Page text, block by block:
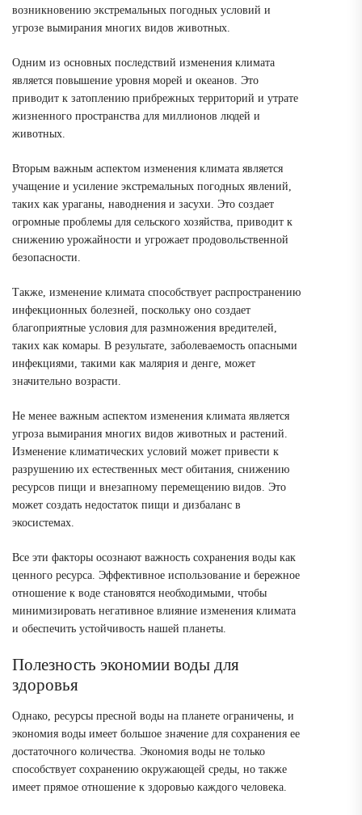
возникновению экстремальных погодных условий и
угрозе вымирания многих видов животных.
Одним из основных последствий изменения климата
является повышение уровня морей и океанов. Это
приводит к затоплению прибрежных территорий и утрате
жизненного пространства для миллионов людей и
животных.
Вторым важным аспектом изменения климата является
учащение и усиление экстремальных погодных явлений,
таких как ураганы, наводнения и засухи. Это создает
огромные проблемы для сельского хозяйства, приводит к
снижению урожайности и угрожает продовольственной
безопасности.
Также, изменение климата способствует распространению
инфекционных болезней, поскольку оно создает
благоприятные условия для размножения вредителей,
таких как комары. В результате, заболеваемость опасными
инфекциями, такими как малярия и денге, может
значительно возрасти.
Не менее важным аспектом изменения климата является
угроза вымирания многих видов животных и растений.
Изменение климатических условий может привести к
разрушению их естественных мест обитания, снижению
ресурсов пищи и внезапному перемещению видов. Это
может создать недостаток пищи и дизбаланс в
экосистемах.
Все эти факторы осознают важность сохранения воды как
ценного ресурса. Эффективное использование и бережное
отношение к воде становятся необходимыми, чтобы
минимизировать негативное влияние изменения климата
и обеспечить устойчивость нашей планеты.
Полезность экономии воды для
здоровья
Однако, ресурсы пресной воды на планете ограничены, и
экономия воды имеет большое значение для сохранения ее
достаточного количества. Экономия воды не только
способствует сохранению окружающей среды, но также
имеет прямое отношение к здоровью каждого человека.